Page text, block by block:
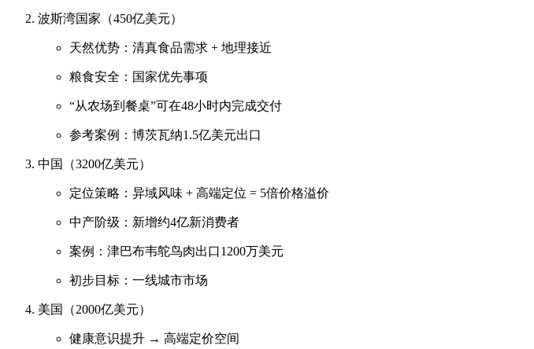
波斯湾国家（450亿美元）
天然优势：清真食品需求 + 地理接近
粮食安全：国家优先事项
“从农场到餐桌”可在48小时内完成交付
参考案例：博茨瓦纳1.5亿美元出口
中国（3200亿美元）
定位策略：异域风味 + 高端定位 = 5倍价格溢价
中产阶级：新增约4亿新消费者
案例：津巴布韦鸵鸟肉出口1200万美元
初步目标：一线城市市场
美国（2000亿美元）
健康意识提升 → 高端定价空间